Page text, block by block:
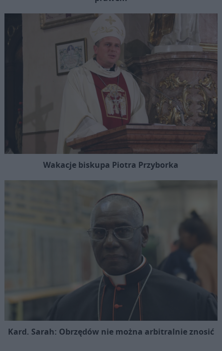
Wakacje biskupa Piotra Przyborka
Kard. Sarah: Obrzędów nie można arbitralnie znosić